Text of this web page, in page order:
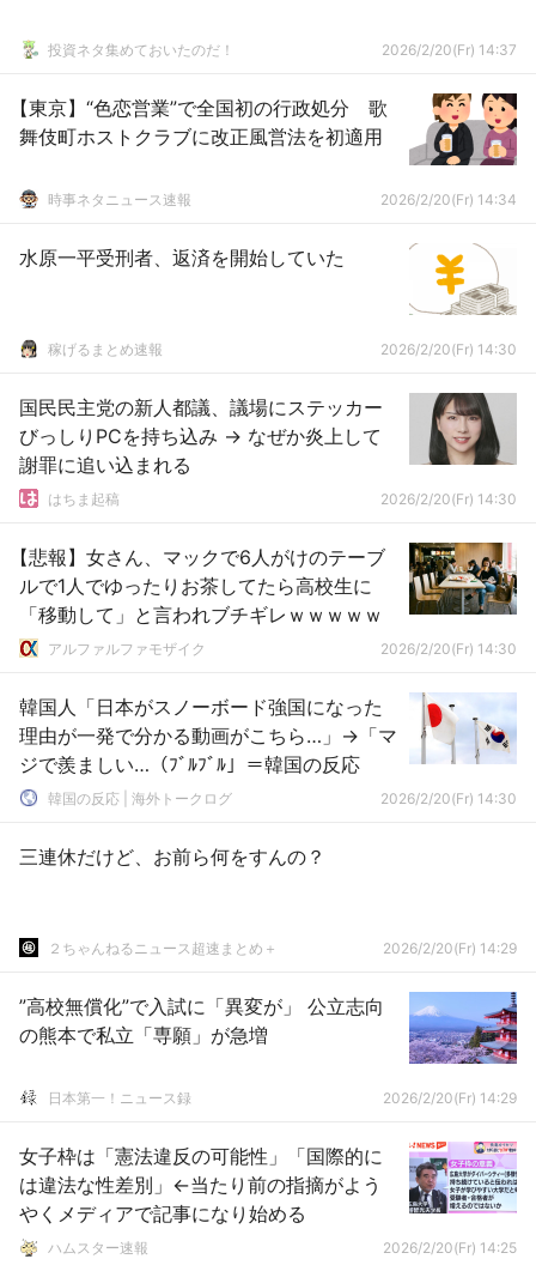
投資ネタ集めておいたのだ！ 2026/2/20(Fr) 14:37
【東京】“色恋営業”で全国初の行政処分 歌
舞伎町ホストクラブに改正風営法を初適用
時事ネタニュース速報 2026/2/20(Fr) 14:34
水原一平受刑者、返済を開始していた
稼げるまとめ速報 2026/2/20(Fr) 14:30
国民民主党の新人都議、議場にステッカー
びっしりPCを持ち込み → なぜか炎上して
謝罪に追い込まれる
はちま起稿 2026/2/20(Fr) 14:30
【悲報】女さん、マックで6人がけのテーブ
ルで1人でゆったりお茶してたら高校生に
「移動して」と言われブチギレｗｗｗｗｗ
アルファルファモザイク 2026/2/20(Fr) 14:30
韓国人「日本がスノーボード強国になった
理由が一発で分かる動画がこちら…」→「マ
ジで羨ましい…（ﾌﾞﾙﾌﾞﾙ」＝韓国の反応
韓国の反応 | 海外トークログ 2026/2/20(Fr) 14:30
三連休だけど、お前ら何をすんの？
２ちゃんねるニュース超速まとめ＋ 2026/2/20(Fr) 14:29
”高校無償化”で入試に「異変が」 公立志向
の熊本で私立「専願」が急増
日本第一！ニュース録 2026/2/20(Fr) 14:29
女子枠は「憲法違反の可能性」「国際的に
は違法な性差別」←当たり前の指摘がよう
やくメディアで記事になり始める
ハムスター速報 2026/2/20(Fr) 14:25